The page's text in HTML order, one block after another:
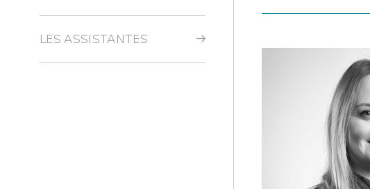
LES ASSISTANTES